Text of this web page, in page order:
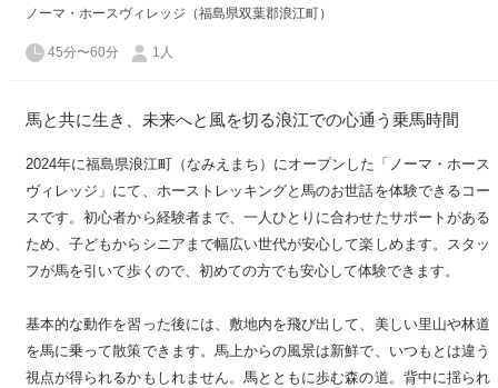
ノーマ・ホースヴィレッジ（福島県双葉郡浪江町）
45分〜60分 1人
馬と共に生き、未来へと風を切る浪江での心通う乗馬時間
2024年に福島県浪江町（なみえまち）にオープンした「ノーマ・ホース
ヴィレッジ」にて、ホーストレッキングと馬のお世話を体験できるコー
スです。初心者から経験者まで、一人ひとりに合わせたサポートがある
ため、子どもからシニアまで幅広い世代が安心して楽しめます。スタッ
フが馬を引いて歩くので、初めての方でも安心して体験できます。
基本的な動作を習った後には、敷地内を飛び出して、美しい里山や林道
を馬に乗って散策できます。馬上からの風景は新鮮で、いつもとは違う
視点が得られるかもしれません。馬とともに歩む森の道。背中に揺られ